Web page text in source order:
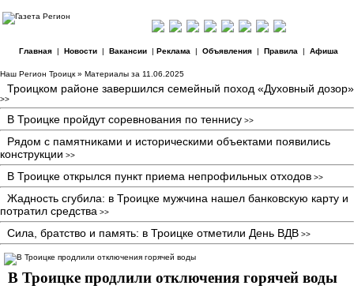
Главная| Новости| Вакансии| Реклама | Объявления| Правила | Афиша
Наш Регион Троицк » Материалы за 11.06.2025
Троицком районе завершился семейный поход «Духовный дозор»
>>
В Троицке пройдут соревнования по теннису >>
Рядом с памятниками и историческими объектами появились
конструкции >>
В Троицке открылся пункт приема непрофильных отходов >>
Жадность сгубила: в Троицке мужчина нашел банковскую карту и
потратил средства >>
Сила, братство и память: в Троицке отметили День ВДВ >>
В Троицке продлили отключения горячей воды